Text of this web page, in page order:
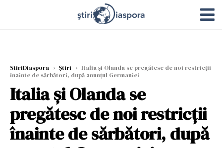
StiriDiaspora › Știri › Italia şi Olanda se pregătesc de noi restricţii
înainte de sărbători, după anunţul Germaniei
Italia şi Olanda se
pregătesc de noi restricţii
înainte de sărbători, după